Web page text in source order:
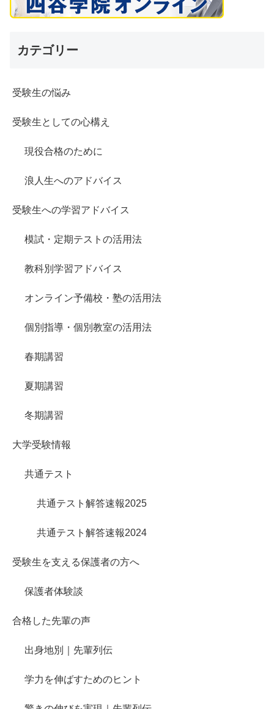
カテゴリー
受験生の悩み
受験生としての心構え
現役合格のために
浪人生へのアドバイス
受験生への学習アドバイス
模試・定期テストの活用法
教科別学習アドバイス
オンライン予備校・塾の活用法
個別指導・個別教室の活用法
春期講習
夏期講習
冬期講習
大学受験情報
共通テスト
共通テスト解答速報2025
共通テスト解答速報2024
受験生を支える保護者の方へ
保護者体験談
合格した先輩の声
出身地別｜先輩列伝
学力を伸ばすためのヒント